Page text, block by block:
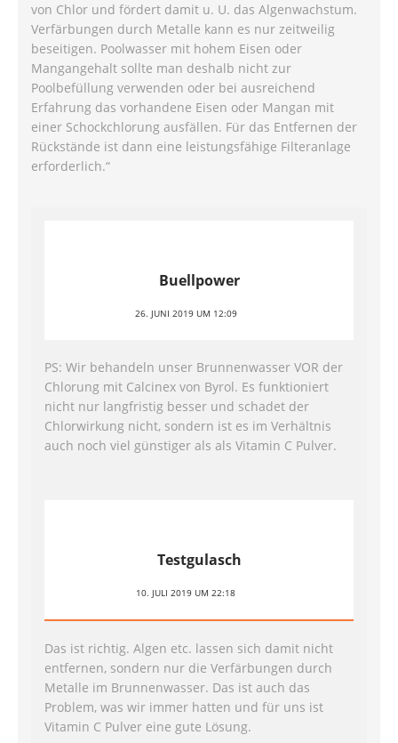
von Chlor und fördert damit u. U. das Algenwachstum.
Verfärbungen durch Metalle kann es nur zeitweilig
beseitigen. Poolwasser mit hohem Eisen oder
Mangangehalt sollte man deshalb nicht zur
Poolbefüllung verwenden oder bei ausreichend
Erfahrung das vorhandene Eisen oder Mangan mit
einer Schockchlorung ausfällen. Für das Entfernen der
Rückstände ist dann eine leistungsfähige Filteranlage
erforderlich.“
Buellpower
26. JUNI 2019 UM 12:09
PS: Wir behandeln unser Brunnenwasser VOR der
Chlorung mit Calcinex von Byrol. Es funktioniert
nicht nur langfristig besser und schadet der
Chlorwirkung nicht, sondern ist es im Verhältnis
auch noch viel günstiger als als Vitamin C Pulver.
Testgulasch
10. JULI 2019 UM 22:18
Das ist richtig. Algen etc. lassen sich damit nicht
entfernen, sondern nur die Verfärbungen durch
Metalle im Brunnenwasser. Das ist auch das
Problem, was wir immer hatten und für uns ist
Vitamin C Pulver eine gute Lösung.